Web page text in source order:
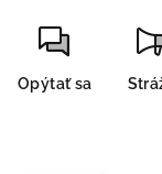
Opýtať sa